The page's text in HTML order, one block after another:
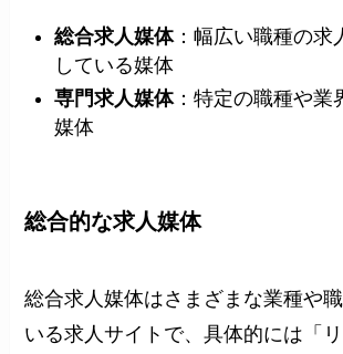
総合求人媒体：幅広い職種の求
している媒体
専門求人媒体：特定の職種や業
媒体
総合的な求人媒体
総合求人媒体はさまざまな業種や
いる求人サイトで、具体的には「